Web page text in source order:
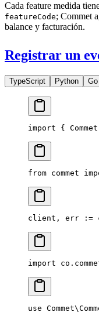
Cada feature medida
featureCode; Commet
balance y facturación.
Registrar un
TypeScript Python Go
import {
from commet
client, err :=
import
use